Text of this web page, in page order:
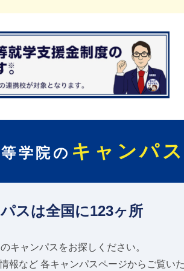
学院の キャンパス
スは全国に123ヶ所
キャンパスをお探しください。
報など 各キャンパスページからご覧いた